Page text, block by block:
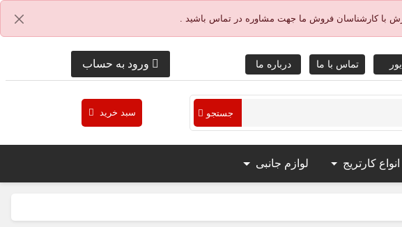
با کارشناسان فروش ما جهت مشاوره در تماس باشید .
تماس با ما درباره ما ورود به حساب
جستجو سبد خرید
انواع کارتریج لوازم جانبی